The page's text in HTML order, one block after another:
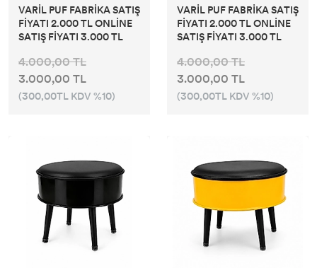
VARİL PUF FABRİKA SATIŞ
FİYATI 2.000 TL ONLİNE
SATIŞ FİYATI 3.000 TL
4.000,00 TL
3.000,00 TL
(300,00TL KDV %10)
VARİL PUF FABRİKA SATIŞ
FİYATI 2.000 TL ONLİNE
SATIŞ FİYATI 3.000 TL
4.000,00 TL
3.000,00 TL
(300,00TL KDV %10)